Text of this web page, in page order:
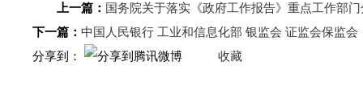
上一篇： 国务院关于落实《政府工作报告》重点工作部
下一篇： 中国人民银行 工业和信息化部 银监会 证监会保监
分享到：
收藏